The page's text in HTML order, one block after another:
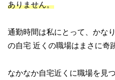
ありません。
通勤時間は私にとって、かな
の自宅 近くの職場はまさに奇
なかなか自宅近くに職場を見